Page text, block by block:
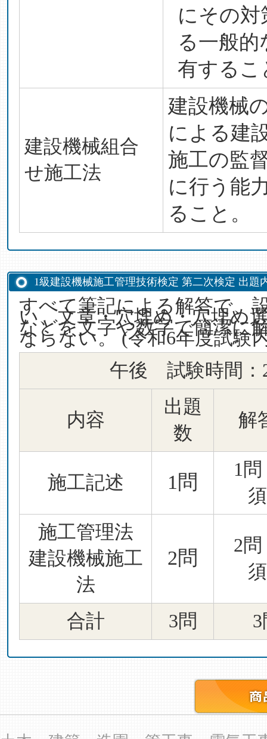
にその対
る一般的
有するこ
建設機械組合
せ施工法
建設機械
による建
施工の監
に行う能
ること。
1級建設機械施工管理技術検定 第二次検定 出題
すべて筆記による解答で、
い、文章・穴埋め・穴埋め
などを文字や数字で簡潔に
ならない。 (令和6年度試験
午後 試験時間：
内容
出題
数
解
施工記述 1問
1
施工管理法
建設機械施工
法
2問
2
合計 3問